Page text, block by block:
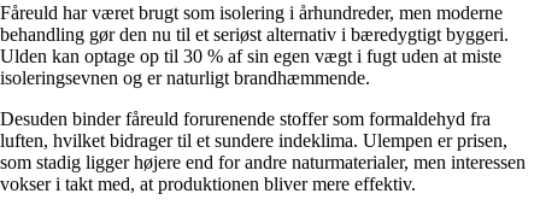
Fåreuld har været brugt som isolering i århundreder, men moderne
behandling gør den nu til et seriøst alternativ i bæredygtigt byggeri.
Ulden kan optage op til 30 % af sin egen vægt i fugt uden at miste
isoleringsevnen og er naturligt brandhæmmende.
Desuden binder fåreuld forurenende stoffer som formaldehyd fra
luften, hvilket bidrager til et sundere indeklima. Ulempen er prisen,
som stadig ligger højere end for andre naturmaterialer, men interessen
vokser i takt med, at produktionen bliver mere effektiv.